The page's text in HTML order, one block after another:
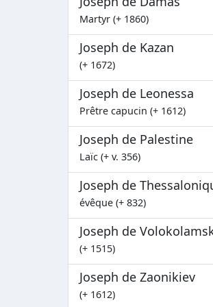
Martyr (+ 1860)
Joseph de Kazan
(+ 1672)
Joseph de Leonessa
Prêtre capucin (+ 1612)
Joseph de Palestine
Laïc (+ v. 356)
Joseph de
évêque (+ 832)
Joseph de
(+ 1515)
Joseph de Zaonikiev
(+ 1612)